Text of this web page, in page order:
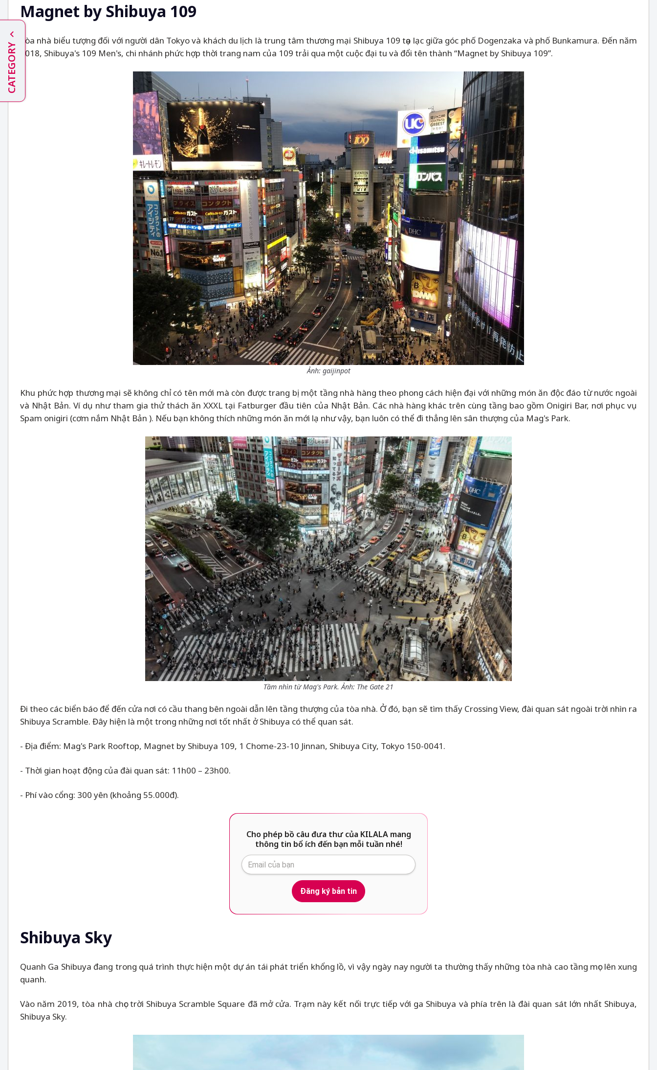
Magnet by Shibuya 109
Tòa nhà biểu tượng đối với người dân Tokyo và khách du lịch là trung tâm thương mại Shibuya 109 tọa lạc giữa góc phố Dogenzaka và phố Bunkamura. Đến năm
2018, Shibuya's 109 Men's, chi nhánh phức hợp thời trang nam của 109 trải qua một cuộc đại tu và đổi tên thành “Magnet by Shibuya 109”.
Ảnh: gaijinpot
Khu phức hợp thương mại sẽ không chỉ có tên mới mà còn được trang bị một tầng nhà hàng theo phong cách hiện đại với những món ăn độc đáo từ nước ngoài
và Nhật Bản. Ví dụ như tham gia thử thách ăn XXXL tại Fatburger đầu tiên của Nhật Bản. Các nhà hàng khác trên cùng tầng bao gồm Onigiri Bar, nơi phục vụ
Spam onigiri (cơm nắm Nhật Bản ). Nếu bạn không thích những món ăn mới lạ như vậy, bạn luôn có thể đi thẳng lên sân thượng của Mag's Park.
Tầm nhìn từ Mag's Park. Ảnh: The Gate 21
Đi theo các biển báo để đến cửa nơi có cầu thang bên ngoài dẫn lên tầng thượng của tòa nhà. Ở đó, bạn sẽ tìm thấy Crossing View, đài quan sát ngoài trời nhìn ra
Shibuya Scramble. Đây hiện là một trong những nơi tốt nhất ở Shibuya có thể quan sát.
- Địa điểm: Mag's Park Rooftop, Magnet by Shibuya 109, 1 Chome-23-10 Jinnan, Shibuya City, Tokyo 150-0041.
- Thời gian hoạt động của đài quan sát: 11h00 – 23h00.
- Phí vào cổng: 300 yên (khoảng 55.000đ).
Cho phép bồ câu đưa thư của KILALA mang
thông tin bổ ích đến bạn mỗi tuần nhé!
Đăng ký bản tin
Shibuya Sky
Quanh Ga Shibuya đang trong quá trình thực hiện một dự án tái phát triển khổng lồ, vì vậy ngày nay người ta thường thấy những tòa nhà cao tầng mọc lên xung
quanh.
Vào năm 2019, tòa nhà chọc trời Shibuya Scramble Square đã mở cửa. Trạm này kết nối trực tiếp với ga Shibuya và phía trên là đài quan sát lớn nhất Shibuya,
Shibuya Sky.
CATEGORY